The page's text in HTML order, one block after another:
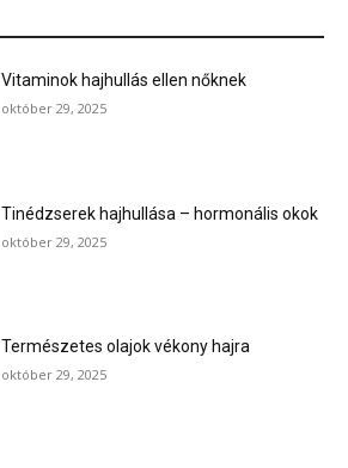
Vitaminok hajhullás ellen nőknek
október 29, 2025
Tinédzserek hajhullása – hormonális okok
október 29, 2025
Természetes olajok vékony hajra
október 29, 2025